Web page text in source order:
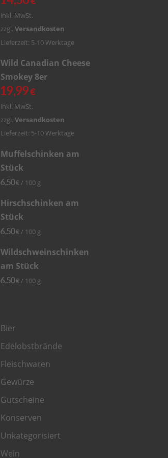
inkl. MwSt.
zzgl.Versandkosten
Lieferzeit: 5-10 Werktage
Wild Canadian Cheese
Smokey 8er
19,99€
inkl. MwSt.
zzgl.Versandkosten
Lieferzeit: 5-10 Werktage
Muffelschinken am
Stück
6,50€ / 100 g
Hirschschinken am
Stück
6,50€ / 100 g
Wildschweinschinken
am Stück
6,50€ / 100 g
Bier
Edelobstbrände
Fleischwaren
Gewürze
Gutscheine
Konserven
Unkategorisiert
Wein